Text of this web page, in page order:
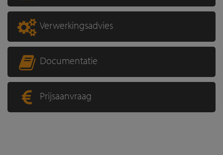
Verwerkingsadvies
Documentatie
Prijsaanvraag